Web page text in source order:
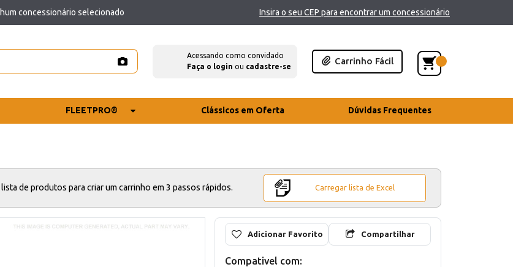
concessionário selecionado Insira o seu CEP para encontrar um concessionário
Acessando como convidado
Faça o login ou cadastre-se
Carrinho Fácil
FLEETPRO® Clássicos em Oferta Dúvidas Frequentes
lista de produtos para criar um carrinho em 3 passos rápidos. Carregar lista de Excel
Adicionar Favorito Compartilhar
Compativel com: